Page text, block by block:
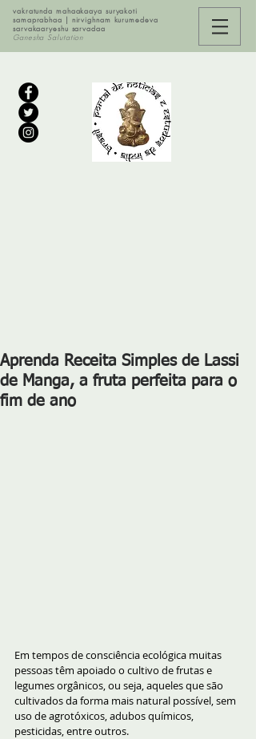
vakratunda mahaakaaya suryakoti
samaprabhaa | nirvighnam kurumedeva
sarvakaaryeshu sarvadaa
Ganesha Salutation
Aprenda Receita Simples de Lassi
de Manga, a fruta perfeita para o
fim de ano
Em tempos de consciência ecológica muitas
pessoas têm apoiado o cultivo de frutas e
legumes orgânicos, ou seja, aqueles que são
cultivados da forma mais natural possível, sem
uso de agrotóxicos, adubos químicos,
pesticidas, entre outros.